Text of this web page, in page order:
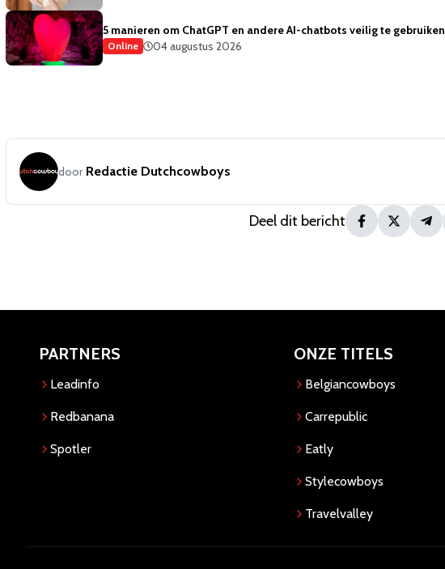
5 manieren om ChatGPT en andere AI-chatbots veilig te gebruiken
Online 04 augustus 2026
door Redactie Dutchcowboys
Deel dit bericht
PARTNERS
Leadinfo
Redbanana
Spotler
ONZE TITELS
Belgiancowboys
Carrepublic
Eatly
Stylecowboys
Travelvalley